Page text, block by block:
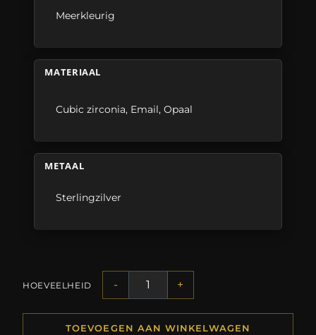
Meerkleurig
MATERIAAL
Cubic zirconia, Email,Opaal
METAAL
Sterlingzilver
HOEVEELHEID - +
TOEVOEGEN AAN WINKELWAGEN